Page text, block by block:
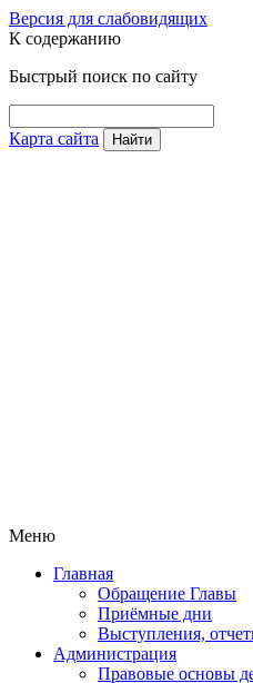
Версия для слабовидящих
К содержанию
Быстрый поиск по сайту
Карта сайта Найти
Меню
Главная
Обращение Главы
Приёмные дни
Выступления,
Администрация
Правовые основы